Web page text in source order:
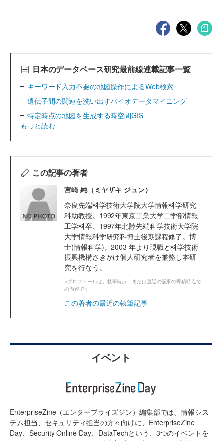
日本のデータベース研究最前線連載記事一覧
キーワード入力不要の地図操作によるWeb検索
遺伝子間の関連を洗い出すバイオデータマイニング
特定時点の地図を生成する時空間GIS
もっと読む
この記事の著者
宮崎 純（ミヤザキ ジュン）
奈良先端科学技術大学院大学情報科学研究
科助教授。1992年東京工業大学工学部情報
工学科卒、1997年北陸先端科学技術大学院
大学情報科学研究科博士後期課程修了。博
士(情報科学)。2003 年より現職と科学技術
振興機構さきがけ個人研究者を兼務し本研
究を行なう。
※プロフィールは、執筆時点、または直近の記事の寄稿時点で
の内容です
この著者の最近の執筆記事
イベント
EnterpriseZine（エンタープライズジン）編集部では、情報シス
テム担当、セキュリティ担当の方々向けに、EnterpriseZine
Day、Security Online Day、DataTechという、3つのイベントを